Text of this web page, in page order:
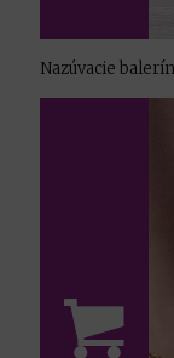
Nazúvacie